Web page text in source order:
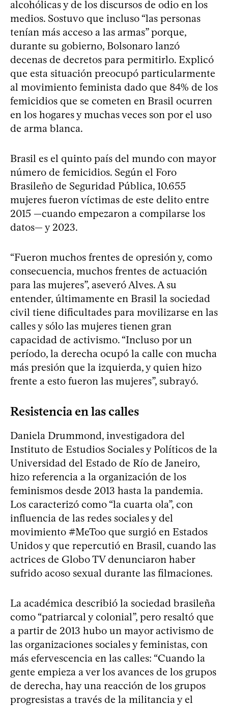
alcohólicas y de los discursos de odio en los
medios. Sostuvo que incluso “las personas
tenían más acceso a las armas” porque,
durante su gobierno, Bolsonaro lanzó
decenas de decretos para permitirlo. Explicó
que esta situación preocupó particularmente
al movimiento feminista dado que 84% de los
femicidios que se cometen en Brasil ocurren
en los hogares y muchas veces son por el uso
de arma blanca.
Brasil es el quinto país del mundo con mayor
número de femicidios. Según el Foro
Brasileño de Seguridad Pública, 10.655
mujeres fueron víctimas de este delito entre
2015 —cuando empezaron a compilarse los
datos— y 2023.
“Fueron muchos frentes de opresión y, como
consecuencia, muchos frentes de actuación
para las mujeres”, aseveró Alves. A su
entender, últimamente en Brasil la sociedad
civil tiene dificultades para movilizarse en las
calles y sólo las mujeres tienen gran
capacidad de activismo. “Incluso por un
período, la derecha ocupó la calle con mucha
más presión que la izquierda, y quien hizo
frente a esto fueron las mujeres”, subrayó.
Resistencia en las calles
Daniela Drummond, investigadora del
Instituto de Estudios Sociales y Políticos de la
Universidad del Estado de Río de Janeiro,
hizo referencia a la organización de los
feminismos desde 2013 hasta la pandemia.
Los caracterizó como “la cuarta ola”, con
influencia de las redes sociales y del
movimiento #MeToo que surgió en Estados
Unidos y que repercutió en Brasil, cuando las
actrices de Globo TV denunciaron haber
sufrido acoso sexual durante las filmaciones.
La académica describió la sociedad brasileña
como “patriarcal y colonial”, pero resaltó que
a partir de 2013 hubo un mayor activismo de
las organizaciones sociales y feministas, con
más efervescencia en las calles: “Cuando la
gente empieza a ver los avances de los grupos
de derecha, hay una reacción de los grupos
progresistas a través de la militancia y el